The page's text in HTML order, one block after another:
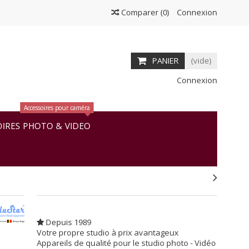
Connexion
Comparer (0)
PANIER
(vide)
Connexion
PHOTO & VIDEO
Accessoires pour caméra
Depuis 1989
Votre propre studio à prix avantageux
Appareils de qualité pour le studio photo - Vidéo